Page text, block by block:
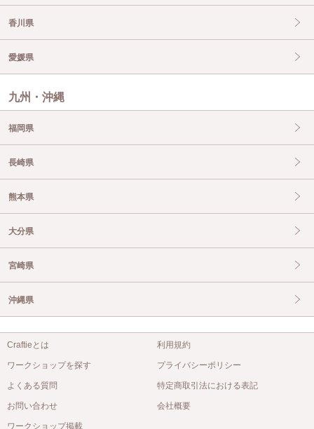
香川県
愛媛県
九州・沖縄
福岡県
長崎県
熊本県
大分県
宮崎県
沖縄県
Craftieとは
ワークショップを探す
よくある質問
お問い合わせ
ワークショップ掲載
利用規約
プライバシーポリシー
特定商取引法における表記
会社概要